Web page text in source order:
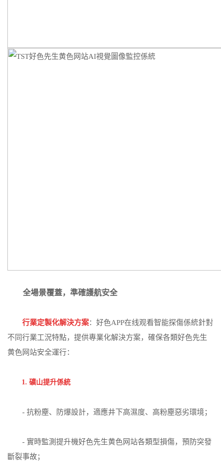
全場景覆蓋，準確護航安全
行業定製化解決方案：好色APP在线观看智能探傷係統針對
不同行業工況特點，提供專業化解決方案，確保各類好色先生
黄色网站安全運行：
1. 礦山提升係統
- 抗粉塵、防爆設計，適應井下高濕度、高粉塵惡劣環境；
- 實時監測提升機好色先生黄色网站各類型損傷，預防突發
斷裂事故；